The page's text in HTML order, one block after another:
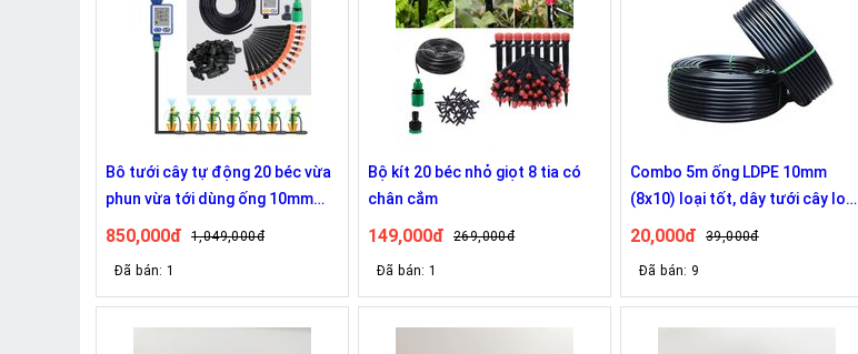
Bô tưới cây tự động 20 béc vừa
phun vừa tới dùng ống 10mm
DH609
850,000đ 1,049,000đ
Đã bán: 1
Bộ kít 20 béc nhỏ giọt 8 tia có
chân cắm
149,000đ 269,000đ
Đã bán: 1
Combo 5m ống LDPE 10mm
(8x10) loại tốt, dây tưới cây loại
tốt nhựa nguyên sinh 100%
20,000đ 39,000đ
Đã bán: 9